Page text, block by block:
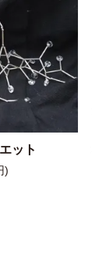
ット
)